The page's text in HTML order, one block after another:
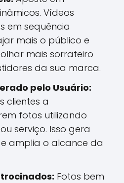
Vídeos
em sequência
mais o público e
mais sorrateiro
da sua marca.
pelo Usuário:
clientes a
fotos utilizando
serviço. Isso gera
amplia o alcance da
Fotos bem